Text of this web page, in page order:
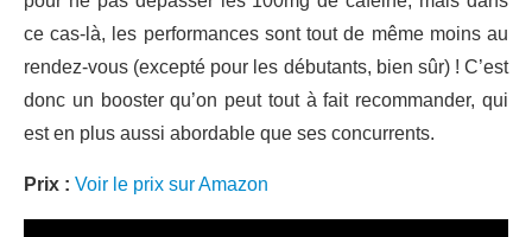
ce cas-là, les performances sont tout de même moins au
rendez-vous (excepté pour les débutants, bien sûr) ! C’est
donc un booster qu’on peut tout à fait recommander, qui
est en plus aussi abordable que ses concurrents.
Prix : Voir le prix sur Amazon